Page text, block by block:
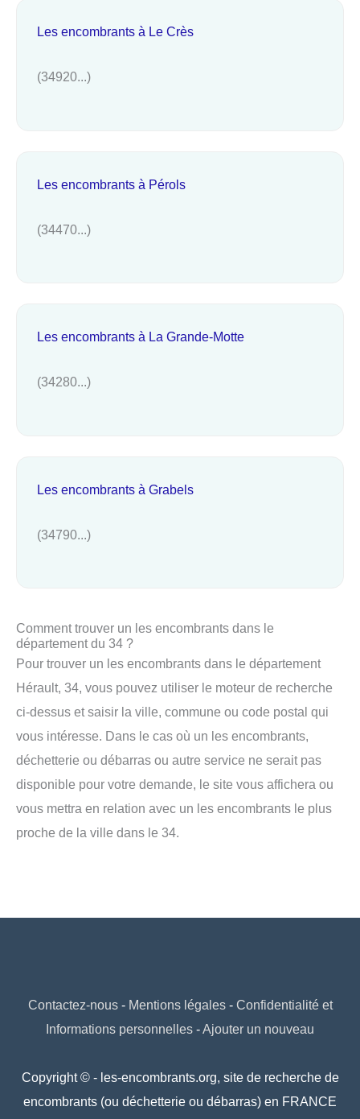
Les encombrants à Le Crès
(34920...)
Les encombrants à Pérols
(34470...)
Les encombrants à La Grande-Motte
(34280...)
Les encombrants à Grabels
(34790...)
Comment trouver un les encombrants dans le
département du 34 ?
Pour trouver un les encombrants dans le département
Hérault, 34, vous pouvez utiliser le moteur de recherche
ci-dessus et saisir la ville, commune ou code postal qui
vous intéresse. Dans le cas où un les encombrants,
déchetterie ou débarras ou autre service ne serait pas
disponible pour votre demande, le site vous affichera ou
vous mettra en relation avec un les encombrants le plus
proche de la ville dans le 34.
Contactez-nous- Mentions légales- Confidentialité et
Informations personnelles -Ajouter un nouveau
Copyright © - les-encombrants.org, site de recherche de
encombrants (ou déchetterie ou débarras) en FRANCE